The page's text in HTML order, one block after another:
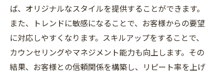
ば、オリジナルなスタイルを提供することができます。
また、トレンドに敏感になることで、お客様からの要望
に対応しやすくなります。スキルアップをすることで、
カウンセリングやマネジメント能力も向上します。その
結果、お客様との信頼関係を構築し、リピート率を上げ